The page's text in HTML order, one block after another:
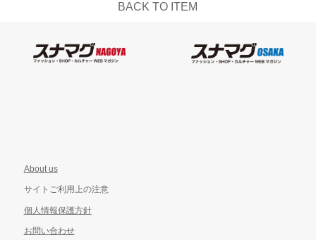
BACK TO ITEM
About us
サイトご利用上の注意
個人情報保護方針
お問い合わせ